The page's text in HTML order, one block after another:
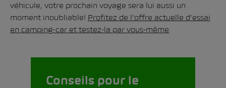
véhicule, votre prochain voyage sera lui aussi un
moment inoubliable! Profitez de l’offre actuelle d’essai
en camping-car et testez-la par vous-même
Conseils pour le